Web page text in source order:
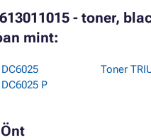
- toner,
mint:
P
Toner